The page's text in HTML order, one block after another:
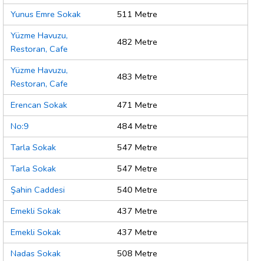
Yunus Emre Sokak
511 Metre
Yüzme Havuzu,
Restoran, Cafe
482 Metre
Yüzme Havuzu,
Restoran, Cafe
483 Metre
Erencan Sokak
471 Metre
No:9
484 Metre
Tarla Sokak
547 Metre
Tarla Sokak
547 Metre
Şahin Caddesi
540 Metre
Emekli Sokak
437 Metre
Emekli Sokak
437 Metre
Nadas Sokak
508 Metre